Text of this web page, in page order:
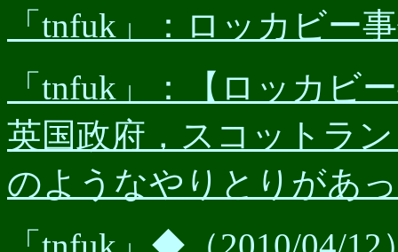
「tnfuk」：ロッカビー
「tnfuk」：【ロッカビ
英国政府，スコットラ
のようなやりとりがあ